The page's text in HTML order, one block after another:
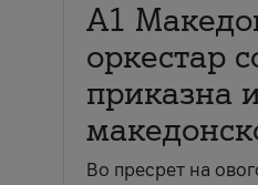
А1
оркестар
приказна
Во пресрет на